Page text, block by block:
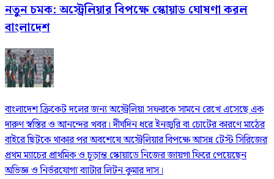
নতুন চমক: অস্ট্রেলিয়ার বিপক্ষে স্কোয়াড ঘোষণা করল
বাংলাদেশ
বাংলাদেশ ক্রিকেট দলের জন্য অস্ট্রেলিয়া সফরকে সামনে রেখে এসেছে এক
দারুণ স্বস্তির ও আনন্দের খবর। দীর্ঘদিন ধরে ইনজুরি বা চোটের কারণে মাঠের
বাইরে ছিটকে থাকার পর অবশেষে অস্ট্রেলিয়ার বিপক্ষে আসন্ন টেস্ট সিরিজের
প্রথম ম্যাচের প্রাথমিক ও চূড়ান্ত স্কোয়াডে নিজের জায়গা ফিরে পেয়েছেন
অভিজ্ঞ ও নির্ভরযোগ্য ব্যাটার লিটন কুমার দাস।